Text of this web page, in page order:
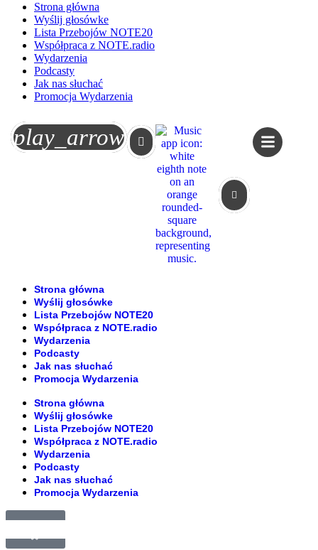
Strona główna
Wyślij głosówke
Lista Przebojów NOTE20
Współpraca z NOTE.radio
Wydarzenia
Podcasty
Jak nas słuchać
Promocja Wydarzenia
play_arrow
Strona główna
Wyślij głosówke
Lista Przebojów NOTE20
Współpraca z NOTE.radio
Wydarzenia
Podcasty
Jak nas słuchać
Promocja Wydarzenia
Strona główna
Wyślij głosówke
Lista Przebojów NOTE20
Współpraca z NOTE.radio
Wydarzenia
Podcasty
Jak nas słuchać
Promocja Wydarzenia
£0.00